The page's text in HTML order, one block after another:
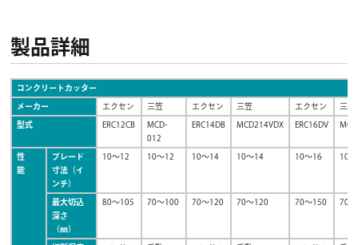
製品詳細
コンクリートカッター
メーカー エクセン 三笠 エクセン 三笠 エクセン 三笠
型式 ERC12CB
MCD-
012
ERC14DB MCD214VDX ERC16DV
性
能
ブレード
寸法（イ
ンチ）
10〜12 10〜12 10〜14 10〜14 10〜16 10
最大切込
深さ
（㎜）
80〜105 70〜100 70〜120 70〜120 70〜150 70